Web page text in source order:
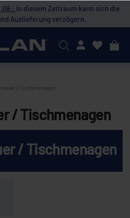
In diesem Zeitraum kann sich die
Auslieferung verzögern.
Mein Konto
/ Tischmenagen
/ Tischmenagen
/ Tischmenagen